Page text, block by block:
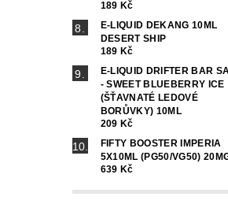
189 Kč
E-LIQUID DEKANG 10ML
DESERT SHIP
189 Kč
E-LIQUID DRIFTER BAR
- SWEET BLUEBERRY ICE
(ŠŤAVNATÉ LEDOVÉ
BORŮVKY) 10ML
209 Kč
FIFTY BOOSTER IMPERIA
5X10ML (PG50/VG50)
639 Kč